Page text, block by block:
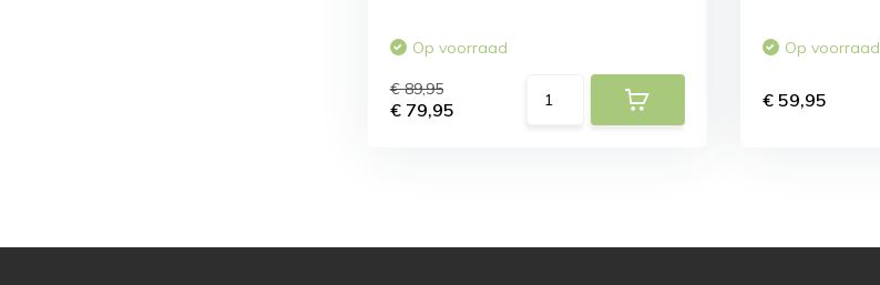
Op voorraad
€ 89,95
€ 79,95
Op voorraad
€ 59,95